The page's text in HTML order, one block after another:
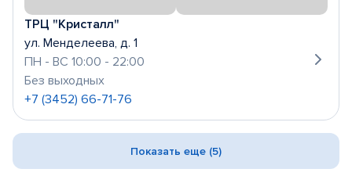
ТРЦ "Кристалл"
ул. Менделеева, д. 1
ПН - ВС 10:00 - 22:00
Без выходных
+7 (3452) 66-71-76
Показать еще (5)